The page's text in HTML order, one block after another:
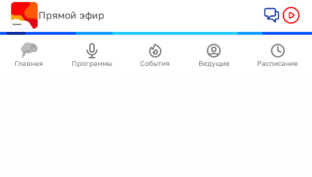
Прямой эфир
Главная Программы События Ведущие Расписание